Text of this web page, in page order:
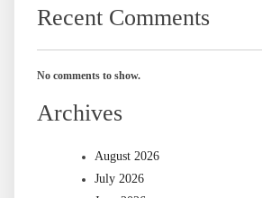
Recent Comments
No comments to show.
Archives
August 2026
July 2026